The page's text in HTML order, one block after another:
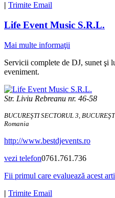
| Trimite Email
Life Event Music S.R.L.
Mai multe informaţii
Servicii complete de DJ, sunet şi
eveniment.
Str. Liviu Rebreanu nr. 46-58
BUCUREŞTI SECTORUL 3,
Romania
http://www.bestdjevents.ro
vezi telefon0761.761.736
Fii primul care evaluează acest
| Trimite Email